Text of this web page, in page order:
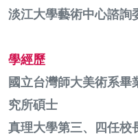
淡江大學藝術中心諮詢
學經歷
國立台灣師大美術系
究所碩士
真理大學第三、四任校